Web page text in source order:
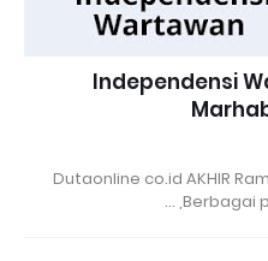
Independensi
Dutaonline co.id AKHIR
Berbagai